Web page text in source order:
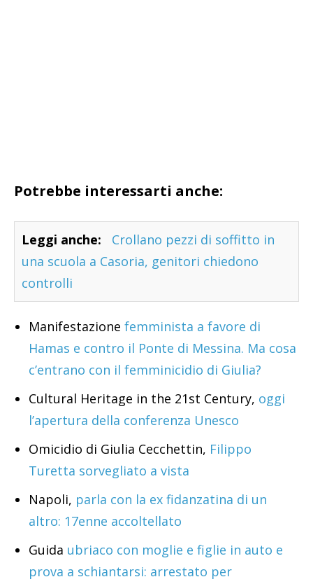
Potrebbe interessarti anche:
Leggi anche:
Crollano pezzi di soffitto in
una scuola a Casoria, genitori chiedono
controlli
Manifestazione femminista a favore di
Hamas e contro il Ponte di Messina. Ma cosa
c’entrano con il femminicidio di Giulia?
Cultural Heritage in the 21st Century, oggi
l’apertura della conferenza Unesco
Omicidio di Giulia Cecchettin, Filippo
Turetta sorvegliato a vista
Napoli, parla con la ex fidanzatina di un
altro: 17enne accoltellato
Guida ubriaco con moglie e figlie in auto e
prova a schiantarsi: arrestato per